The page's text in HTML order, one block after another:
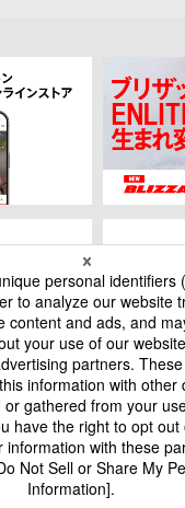
個人情報保
ソーシャ